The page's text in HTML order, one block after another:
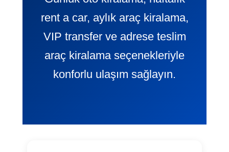
rent a car, aylık araç kiralama,
VIP transfer ve adrese teslim
araç kiralama seçenekleriyle
konforlu ulaşım sağlayın.